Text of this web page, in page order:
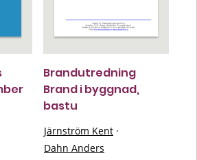
Brandutredning
Brand i byggnad,
bastu
Järnström Kent ·
Dahn Anders